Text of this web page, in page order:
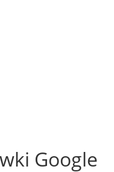
Google